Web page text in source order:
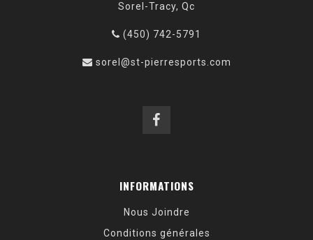
Sorel-Tracy, Qc
(450) 742-5791
sorel@st-pierresports.com
INFORMATIONS
Nous Joindre
Conditions générales